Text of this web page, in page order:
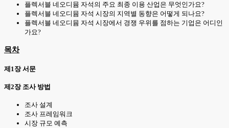
플렉서블 네오디뮴 자석의 주요 최종 이용 산업은 무엇인가요?
플렉서블 네오디뮴 자석 시장의 지역별 동향은 어떻게 되나요?
플렉서블 네오디뮴 자석 시장에서 경쟁 우위를 점하는 기업은 어디인
가요?
목차
제1장 서문
제2장 조사 방법
조사 설계
조사 프레임워크
시장 규모 예측